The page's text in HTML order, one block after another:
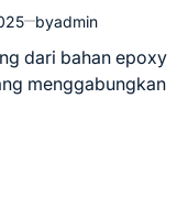
byadmin
dari bahan epoxy
menggabungkan